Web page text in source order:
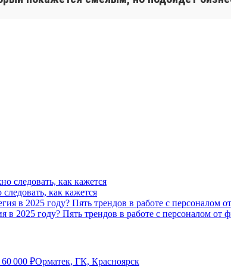
как кажется
в 2025 году? Пять трендов в работе с персоналом от
60 000 ₽Орматек, ГК, Красноярск